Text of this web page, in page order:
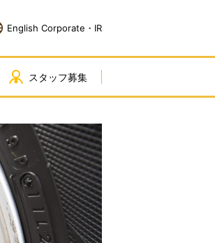
English Corporate・IR
スタッフ募集